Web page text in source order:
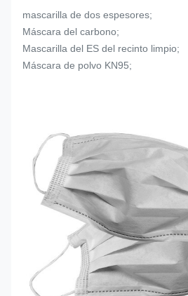
mascarilla de dos espesores;
Máscara del carbono;
Mascarilla del ES del recinto limpio;
Máscara de polvo KN95;